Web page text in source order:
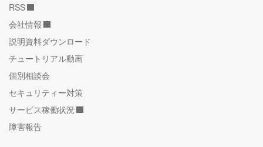
RSS
会社情報
説明資料ダウンロード
チュートリアル動画
個別相談会
セキュリティー対策
サービス稼働状況
障害報告